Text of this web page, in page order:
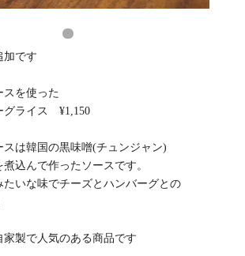
加です
スを使った
グライス ¥1,150
スは韓国の黒味噌(チュンジャン)
込んで作ったソースです。
たいな味でチーズとハンバーグとの
家製で人気のある商品です